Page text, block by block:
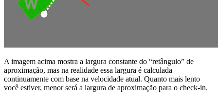
A imagem acima mostra a largura constante do “retângulo” de
aproximação, mas na realidade essa largura é calculada
continuamente com base na velocidade atual. Quanto mais lento
você estiver, menor será a largura de aproximação para o check-in.